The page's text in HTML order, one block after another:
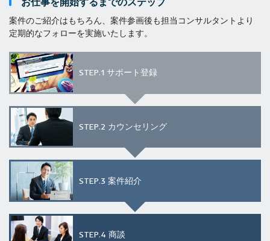
お仕事を開始するまでのステップ
案件のご紹介はもちろん、案件参画後も担当コンサルタントより
定期的なフォローを実施いたします。
STEP.1 サポート登録
STEP.2 カウンセリング
STEP.3 案件紹介
STEP.4 商談